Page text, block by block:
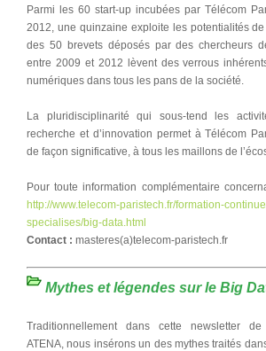
Parmi les 60 start-up incubées par Télécom
2012, une quinzaine exploite les potentialités
des 50 brevets déposés par des chercheurs
entre 2009 et 2012 lèvent des verrous
numériques dans tous les pans de la société.
La pluridisciplinarité qui sous-tend les
recherche et d’innovation permet à Télécom
de façon significative, à tous les maillons de
Pour toute information complémentaire
http://www.telecom-paristech.fr/formation-
specialises/big-data.html
Contact : masteres(a)telecom-paristech.fr
Mythes et légendes sur le Big
Traditionnellement dans cette newsletter de
ATENA, nous insérons un des mythes traités